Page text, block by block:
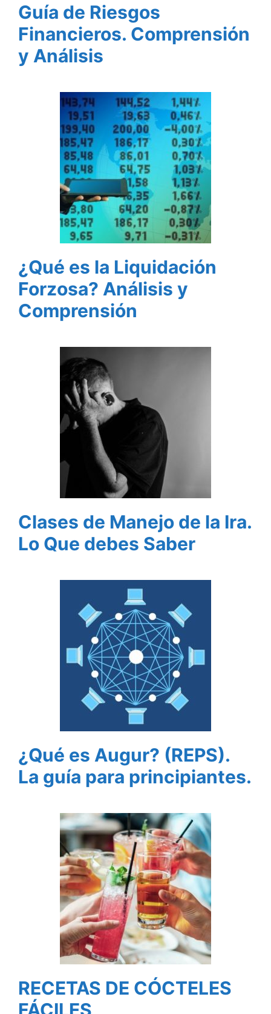
Guía de Riesgos
Financieros. Comprensión
y Análisis
¿Qué es la Liquidación
Forzosa? Análisis y
Comprensión
Clases de Manejo de la Ira.
Lo Que debes Saber
¿Qué es Augur? (REPS).
La guía para principiantes.
RECETAS DE CÓCTELES
FÁCILES